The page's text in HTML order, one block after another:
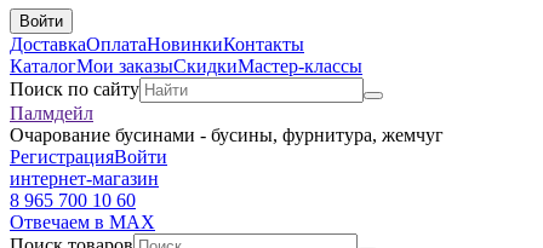
Войти
ДоставкаОплатаНовинкиКонтакты
КаталогМои заказыСкидкиМастер-классы
Поиск по сайту
Палмдейл
Очарование бусинами - бусины, фурнитура, жемчуг
РегистрацияВойти
интернет-магазин
8 965 700 10 60
Отвечаем в MAX